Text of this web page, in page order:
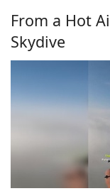
From a Hot
Skydive